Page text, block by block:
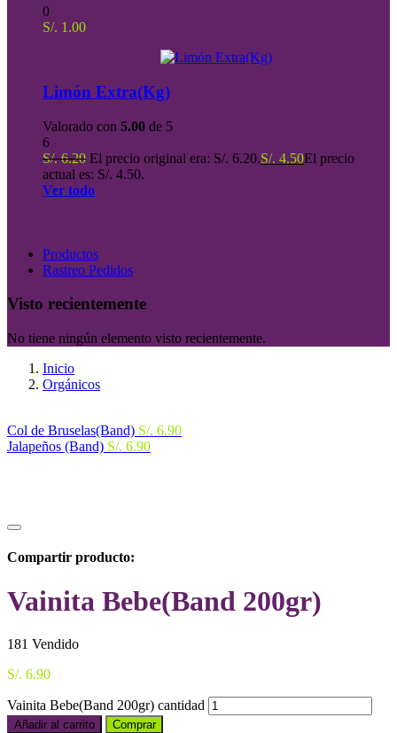
0
S/. 1.00
Limón Extra(Kg)
Valorado con 5.00 de 5
6
S/.6.20 El precio original era: S/. 6.20.S/. 4.50El precio
actual es: S/. 4.50.
Ver todo
Productos
Rastreo Pedidos
Visto recientemente
No tiene ningún elemento visto recientemente.
Inicio
Orgánicos
Col de Bruselas(Band) S/. 6.90
Jalapeños (Band) S/. 6.90
Compartir producto:
Vainita Bebe(Band 200gr)
181 Vendido
S/. 6.90
Vainita Bebe(Band 200gr) cantidad
Añadir al carrito Comprar